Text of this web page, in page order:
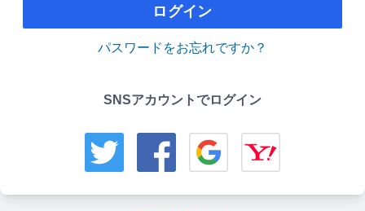
ログイン
パスワードをお忘れですか？
SNSアカウントでログイン